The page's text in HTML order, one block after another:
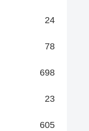
24
78
698
23
605